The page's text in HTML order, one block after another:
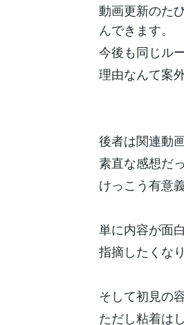
動画更新のた
んできます。
今後も同じル
理由なんて案
後者は関連動
素直な感想だ
けっこう有意
単に内容が面
指摘したくな
そして初見の
ただし粘着は